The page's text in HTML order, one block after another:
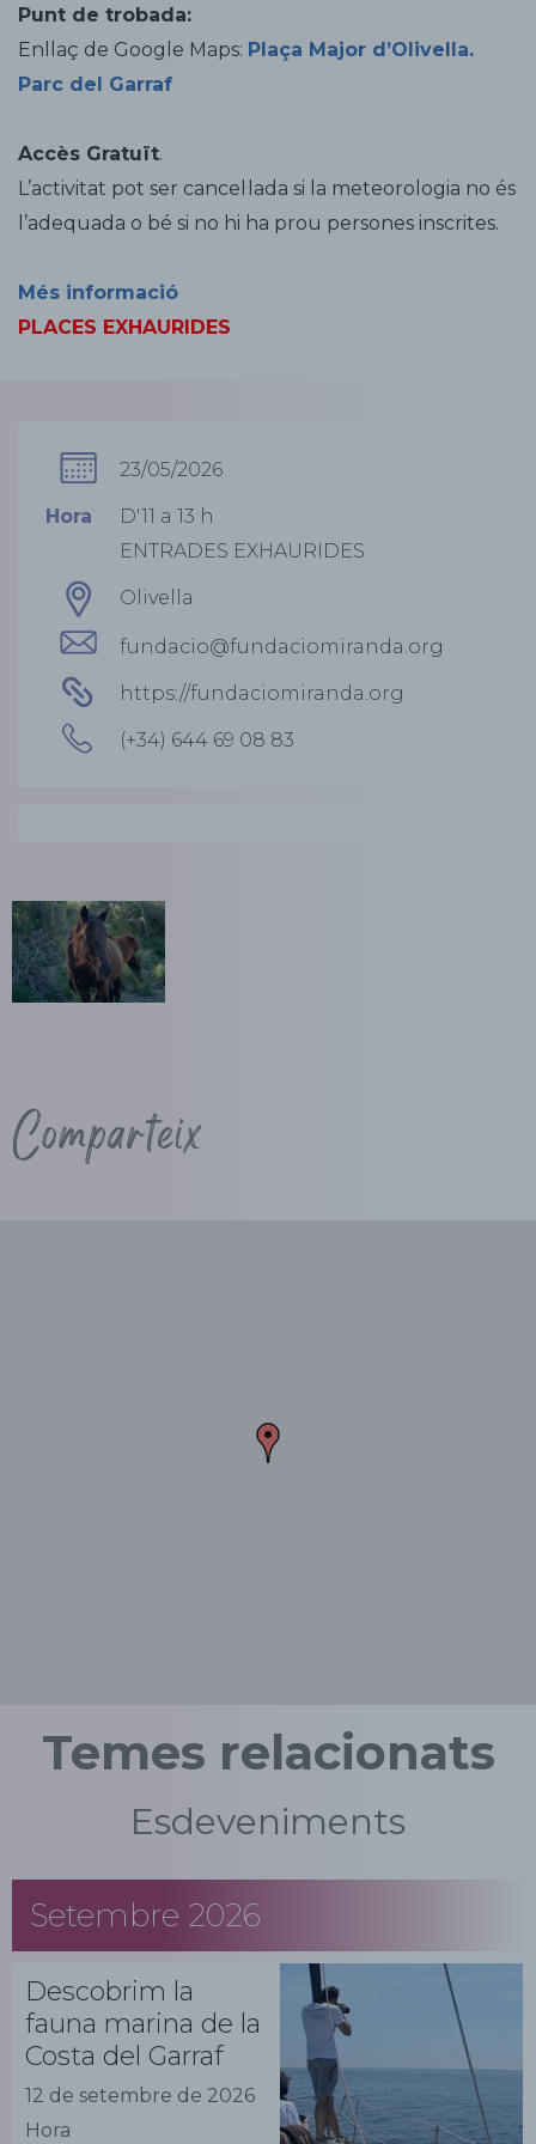
Punt de trobada:
Enllaç de Google Maps: Plaça Major d’Olivella.
Parc del Garraf
Accès Gratuït.
L’activitat pot ser cancel·lada si la meteorologia no és
l’adequada o bé si no hi ha prou persones inscrites.
Més informació
PLACES EXHAURIDES
23/05/2026
Hora
D'11 a 13 h
ENTRADES EXHAURIDES
Olivella
fundacio@fundaciomiranda.org
https://fundaciomiranda.org
(+34) 644 69 08 83
Comparteix
Temes relacionats
Esdeveniments
Setembre 2026
Descobrim la
fauna marina de la
Costa del Garraf
12 de setembre de 2026
Hora